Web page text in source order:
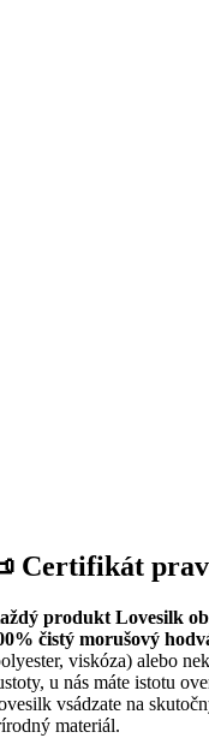
Certifikát
produkt Lovesilk
čistý morušový
viskóza) alebo
u nás máte istotu
vsádzate na
materiál.